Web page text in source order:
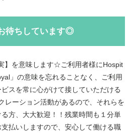
待ちしています◎
】を意味します☆ご利用者様にHospit
」の意味を忘れることなく、ご利用
スを常に心がけて接していただける
レーション活動があるので、それらを
方、大大歓迎！！ 残業時間も１分単
払いしますので、安心して働ける職